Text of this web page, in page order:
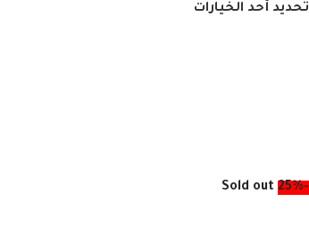
تحديد أحد الخيارات
-25%
Sold out